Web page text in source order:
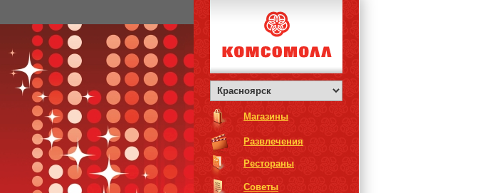
Магазины
Развлечения
Рестораны
Советы